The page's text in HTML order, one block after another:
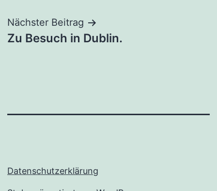
Nächster Beitrag
Zu Besuch in Dublin.
Datenschutzerklärung